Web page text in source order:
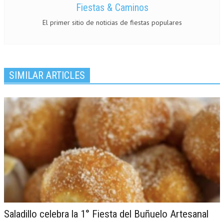
Fiestas & Caminos
El primer sitio de noticias de fiestas populares
SIMILAR ARTICLES
Saladillo celebra la 1° Fiesta del Buñuelo Artesanal